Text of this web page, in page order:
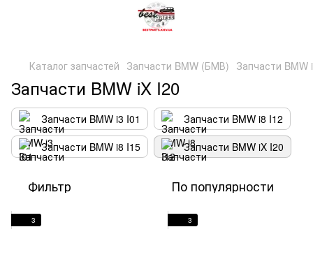
Каталог запчастей Запчасти BMW (БМВ) Запчасти BMW
Запчасти BMW iX I20
Запчасти BMW i3 I01
Запчасти BMW i8 I12
Запчасти BMW i8 I15
Запчасти BMW iX I20
Фильтр По популярности
3 3